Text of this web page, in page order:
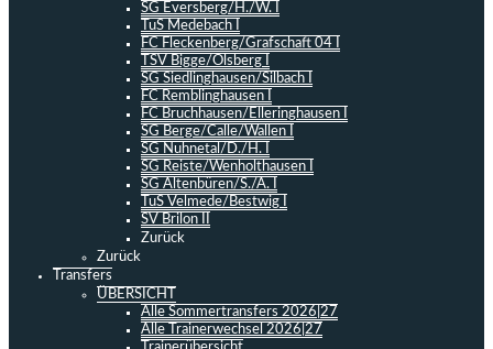
SG Eversberg/H./W. I
TuS Medebach I
FC Fleckenberg/Grafschaft 04 I
TSV Bigge/Olsberg I
SG Siedlinghausen/Silbach I
FC Remblinghausen I
FC Bruchhausen/Elleringhausen I
SG Berge/Calle/Wallen I
SG Nuhnetal/D./H. I
SG Reiste/Wenholthausen I
SG Altenbüren/S./A. I
TuS Velmede/Bestwig I
SV Brilon II
Zurück
Zurück
Transfers
ÜBERSICHT
Alle Sommertransfers 2026|27
Alle Trainerwechsel 2026|27